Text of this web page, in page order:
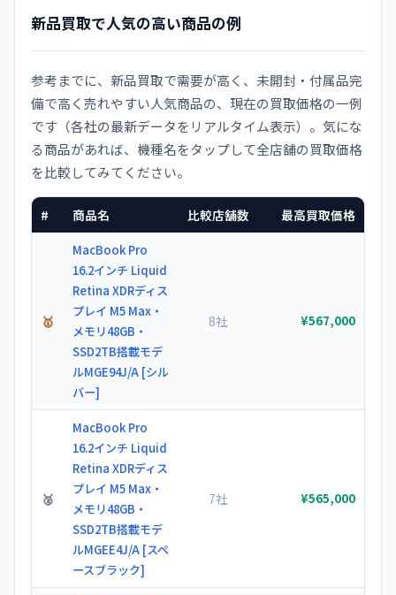
新品買取で人気の高い商品の例
参考までに、新品買取で需要が高く、未開封・付属品完
備で高く売れやすい人気商品の、現在の買取価格の一例
です（各社の最新データをリアルタイム表示）。気にな
る商品があれば、機種名をタップして全店舗の買取価格
を比較してみてください。
# 商品名 比較店舗数 最高買取価格
🥇
MacBook Pro
16.2インチ Liquid
Retina XDRディス
プレイ M5 Max・
メモリ48GB・
SSD2TB搭載モデ
ルMGE94J/A [シル
バー]
8社 ¥567,000
🥈
MacBook Pro
16.2インチ Liquid
Retina XDRディス
プレイ M5 Max・
メモリ48GB・
SSD2TB搭載モデ
ルMGEE4J/A [スペ
ースブラック]
7社 ¥565,000